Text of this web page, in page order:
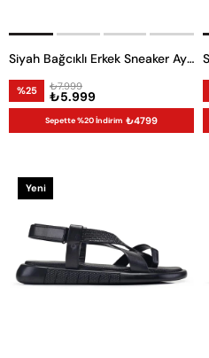
Siyah Bağcıklı Erkek Sneaker Ayakkabı
%25 ₺5.999
₺7.999
Sepette %20 İndirim ₺4799
Yeni